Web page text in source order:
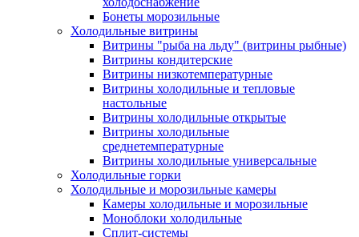
Бонеты морозильные
Холодильные витрины
Витрины "рыба на льду" (витрины рыбные)
Витрины кондитерские
Витрины низкотемпературные
Витрины холодильные и тепловые
настольные
Витрины холодильные открытые
Витрины холодильные
среднетемпературные
Витрины холодильные универсальные
Холодильные горки
Холодильные и морозильные камеры
Камеры холодильные и морозильные
Моноблоки холодильные
Сплит-системы